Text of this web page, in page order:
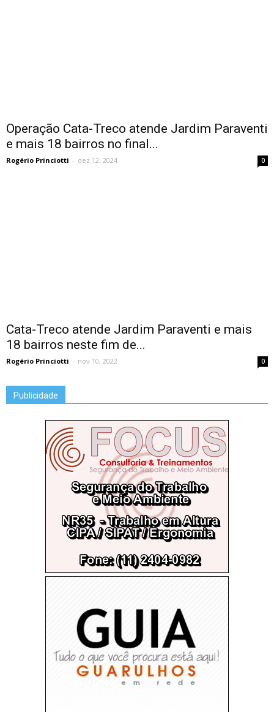
Operação Cata-Treco atende Jardim Paraventi
e mais 18 bairros no final...
Rogério Princiotti - dez 12, 2024 0
Cata-Treco atende Jardim Paraventi e mais
18 bairros neste fim de...
Rogério Princiotti - nov 10, 2022 0
Publicidade